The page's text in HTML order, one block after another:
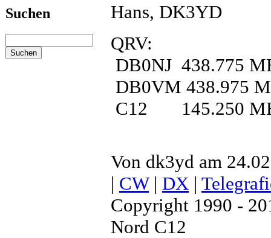
Suchen
Hans, DK3YD
QRV:
DB0NJ 438.775
DB0VM 438.975
C12 145.250
Von dk3yd am
| CW| DX |
Copyright 1990 -
Nord C12